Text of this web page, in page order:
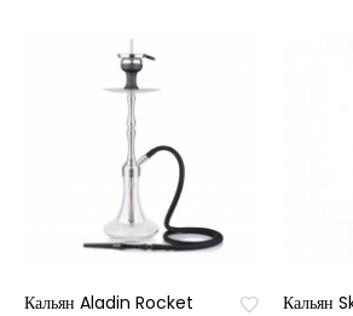
Кальян Aladin Rocket
Кальян